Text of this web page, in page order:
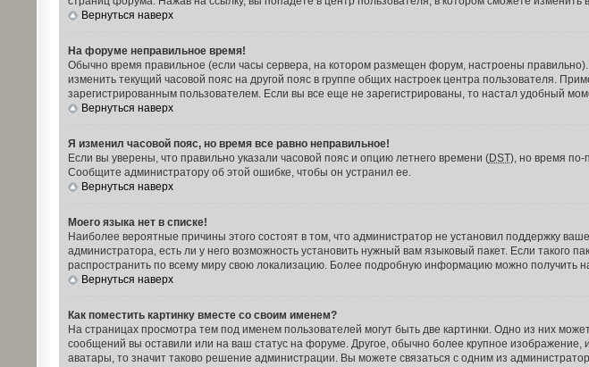
Вернуться наверх
На форуме неправильное время!
Обычно время правильное (если часы сервера, на котором размещен форум, настроены
изменить текущий часовой пояс на другой пояс в группе общих настроек центра пользователя.
зарегистрированным пользователем. Если вы все еще не зарегистрированы, то настал удобный
Вернуться наверх
Я изменил часовой пояс, но время все равно неправильное!
Если вы уверены, что правильно указали часовой пояс и опцию летнего времени (DST), но время по-
Сообщите администратору об этой ошибке, чтобы он устранил ее.
Вернуться наверх
Моего языка нет в списке!
Наиболее вероятные причины этого состоят в том, что администратор не установил поддержку
администратора, есть ли у него возможность установить нужный вам языковый пакет. Если такого
распространить по всему миру свою локализацию. Более подробную информацию можно получить
Вернуться наверх
Как поместить картинку вместе со своим именем?
На страницах просмотра тем под именем пользователей могут быть две картинки. Одно из них
сообщений вы оставили или на ваш статус на форуме. Другое, обычно более крупное изображение,
аватары, то значит таково решение администрации. Вы можете связаться с одним из